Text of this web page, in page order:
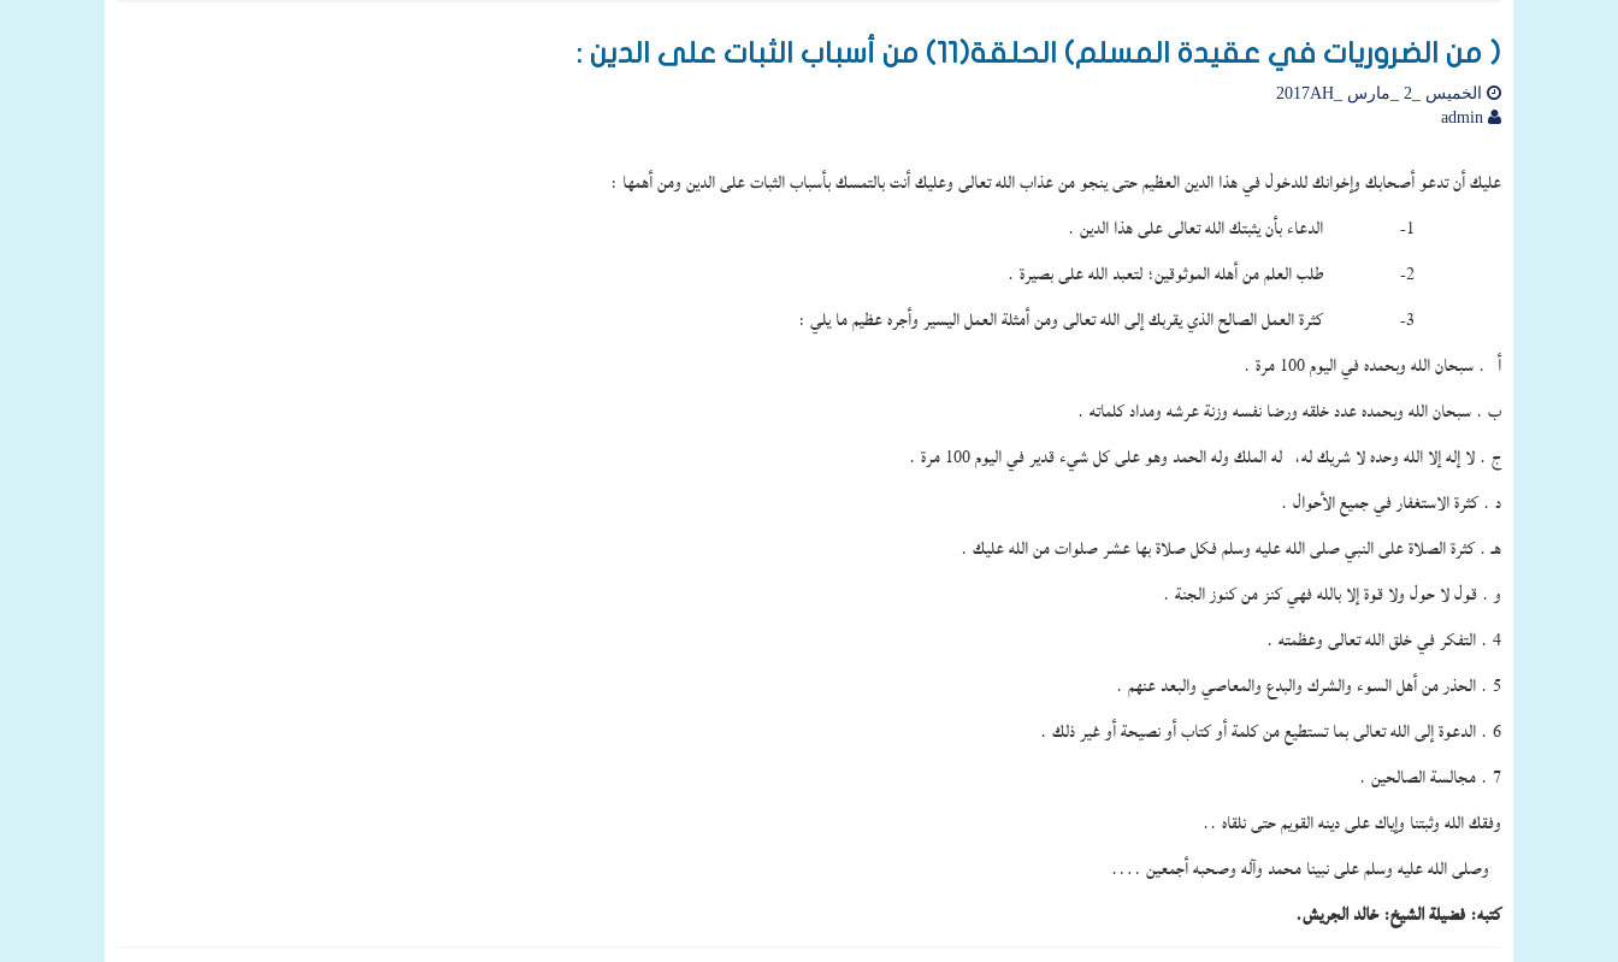
( من الضروريات في عقيدة المسلم) الحلقة(11) من أسباب الثبات على الدين :
الخميس _2 _مارس _2017AH
عليك أن تدعو أصحابك وإخوانك للدخول في هذا الدين العظيم حتى ينجو من عذاب الله تعالى وعليك أنت بالتمسك بأسباب الثبات على الدين ومن أهمها :
1- الدعاء بأن يثبتك الله تعالى على هذا الدين .
2- طلب العلم من أهله الموثوقين؛ لتعبد الله على بصيرة .
3- كثرة العمل الصالح الذي يقربك إلى الله تعالى ومن أمثلة العمل اليسير وأجره عظيم ما يلي :
أ . سبحان الله وبحمده في اليوم 100 مرة .
ب . سبحان الله وبحمده عدد خلقه ورضا نفسه وزنة عرشه ومداد كلماته .
ج . لا إله إلا الله وحده لا شريك له، له الملك وله الحمد وهو على كل شيء قدير في اليوم 100 مرة .
د . كثرة الاستغفار في جميع الأحوال .
هـ . كثرة الصلاة على النبي صلى الله عليه وسلم فكل صلاة بها عشر صلوات من الله عليك .
و . قول لا حول ولا قوة إلا بالله فهي كنز من كنوز الجنة .
4 . التفكر في خلق الله تعالى وعظمته .
5 . الحذر من أهل السوء والشرك والبدع والمعاصي والبعد عنهم .
6 . الدعوة إلى الله تعالى بما تستطيع من كلمة أو كتاب أو نصيحة أو غير ذلك .
7 . مجالسة الصالحين .
وفقك الله وثبتنا وإياك على دينه القويم حتى نلقاه ..
وصلى الله عليه وسلم على نبينا محمد وآله وصحبه أجمعين ….
كتبه: فضيلة الشيخ: خالد الجريش.